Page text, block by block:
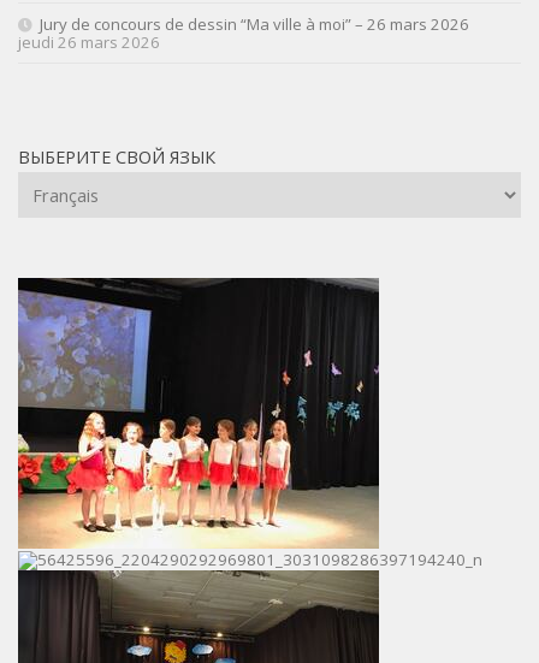
Jury de concours de dessin “Ma ville à moi” – 26 mars 2026
jeudi 26 mars 2026
ВЫБЕРИТЕ СВОЙ ЯЗЫК